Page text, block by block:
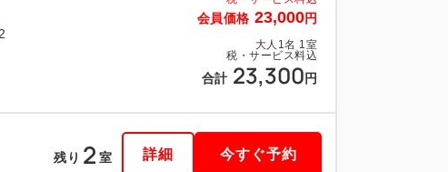
会員価格 23,000円
大人 1名 1室
税・サービス料込
合計 23,300 円
残り 2 室 詳細 今すぐ予約